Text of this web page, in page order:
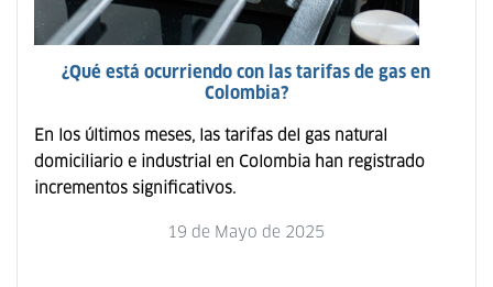
¿Qué está ocurriendo con las tarifas de gas en
Colombia?
En los últimos meses, las tarifas del gas natural
domiciliario e industrial en Colombia han registrado
incrementos significativos.
19 de Mayo de 2025